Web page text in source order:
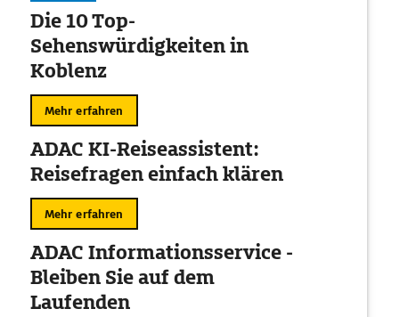
Die 10 Top-
Sehenswürdigkeiten in
Koblenz
Mehr erfahren
ADAC KI-Reiseassistent:
Reisefragen einfach klären
Mehr erfahren
ADAC Informationsservice -
Bleiben Sie auf dem
Laufenden